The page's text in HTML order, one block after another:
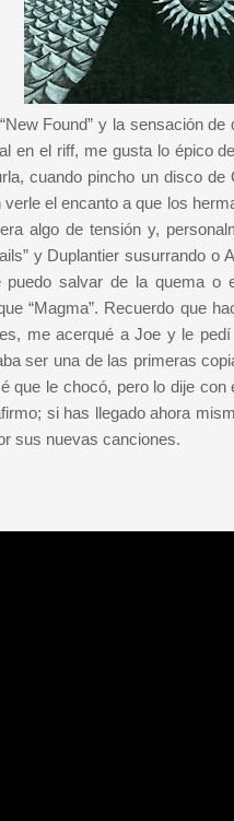
Found” y la sensación
en el riff, me gusta lo épico
cuando pincho un disco
verle el encanto a que los
algo de tensión y,
y Duplantier susurrando o
puedo salvar de la quema
“Magma”. Recuerdo que
me acerqué a Joe y le
ser una de las primeras
que le chocó, pero lo dije con
si has llegado ahora
sus nuevas canciones.